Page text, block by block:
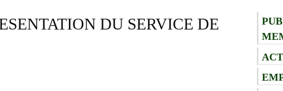
DU SERVICE DE